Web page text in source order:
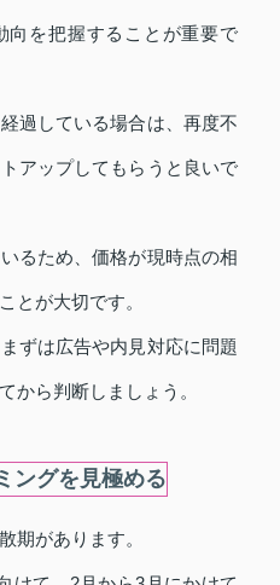
向を把握することが重要で
過している場合は、再度不
アップしてもらうと良いで
るため、価格が現時点の相
とが大切です。
ずは広告や内見対応に問題
から判断しましょう。
ングを見極める
期があります。